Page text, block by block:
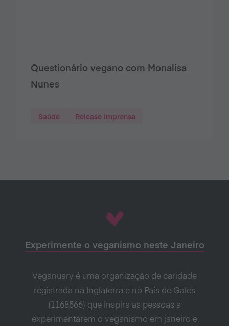
Questionário vegano com Monalisa
Nunes
Saúde Release Imprensa
Experimente o veganismo neste Janeiro
Veganuary é uma organização de caridade
registrada na Inglaterra e no País de Gales
(1168566) que inspira as pessoas a
experimentarem o veganismo em janeiro e